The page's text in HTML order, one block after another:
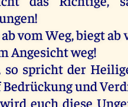
abvom Weg, biegtab
Angesichtweg!
so spricht der
Bedrückungund
wird euch diese